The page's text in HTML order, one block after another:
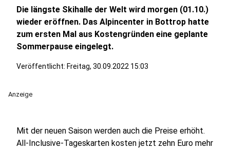
Die längste Skihalle der Welt wird morgen (01.10.)
wieder eröffnen. Das Alpincenter in Bottrop hatte
zum ersten Mal aus Kostengründen eine geplante
Sommerpause eingelegt.
Veröffentlicht: Freitag, 30.09.2022 15:03
Anzeige
Mit der neuen Saison werden auch die Preise erhöht.
All-Inclusive-Tageskarten kosten jetzt zehn Euro mehr